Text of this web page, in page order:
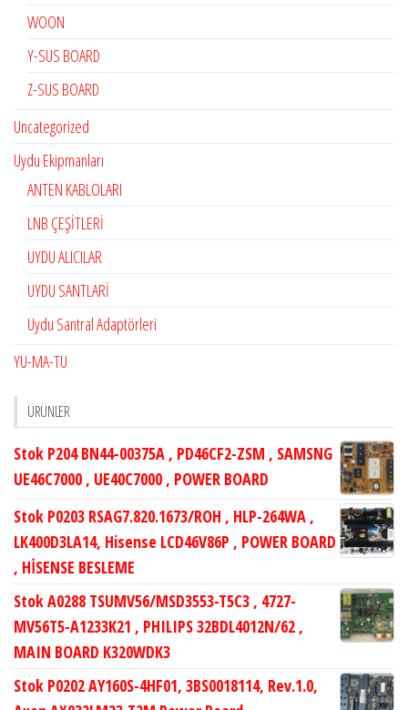
WOON
Y-SUS BOARD
Z-SUS BOARD
Uncategorized
Uydu Ekipmanları
ANTEN KABLOLARI
LNB ÇEŞİTLERİ
UYDU ALICILAR
UYDU SANTLARİ
Uydu Santral Adaptörleri
YU-MA-TU
ÜRÜNLER
Stok P204 BN44-00375A , PD46CF2-ZSM , SAMSNG
UE46C7000 , UE40C7000 , POWER BOARD
Stok P0203 RSAG7.820.1673/ROH , HLP-264WA ,
LK400D3LA14, Hisense LCD46V86P , POWER BOARD
, HİSENSE BESLEME
Stok A0288 TSUMV56/MSD3553-T5C3 , 4727-
MV56T5-A1233K21 , PHILIPS 32BDL4012N/62 ,
MAIN BOARD K320WDK3
Stok P0202 AY160S-4HF01, 3BS0018114, Rev.1.0,